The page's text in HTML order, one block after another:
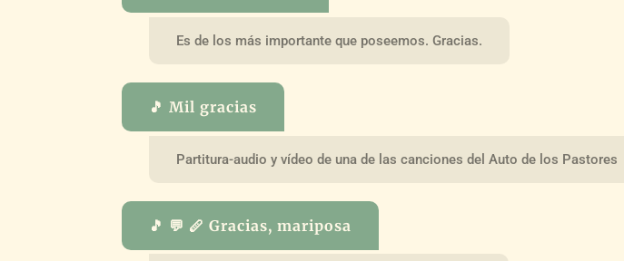
Es de los más importante que poseemos. Gracias.
🎵 Mil gracias
Partitura-audio y vídeo de una de las canciones del Auto de los Pastores
🎵 💬 🪈 Gracias, mariposa